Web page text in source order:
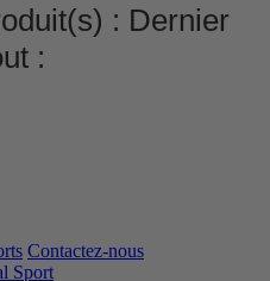
: Dernier
:
Contactez-nous